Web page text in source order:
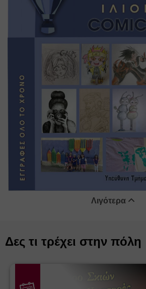
Λιγότερα
Δες τι τρέχει στην πόλη